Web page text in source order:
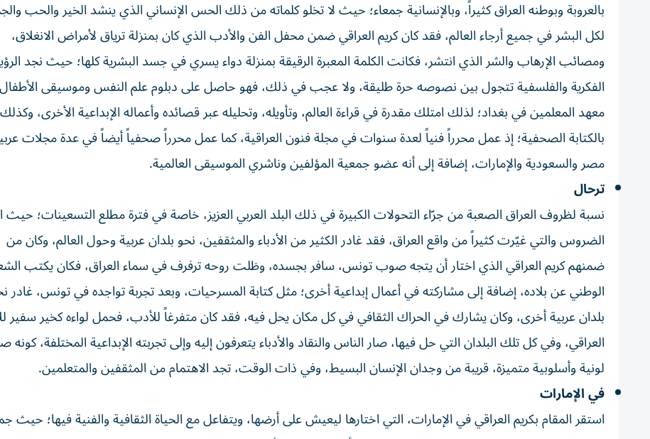
بالعروبة وبوطنه العراق كثيراً، وبالإنسانية جمعاء؛ حيث لا تخلو كلماته من ذلك الحس الإنساني الذي ينشد الخير والحب
لكل البشر في جميع أرجاء العالم، فقد كان كريم العراقي ضمن محفل الفن والأدب الذي كان بمنزلة ترياق لأمراض الانغلاق،
ومصائب الإرهاب والشر الذي انتشر، فكانت الكلمة المعبرة الرقيقة بمنزلة دواء يسري في جسد البشرية كلها؛ حيث نجد
الفكرية والفلسفية تتجول بين نصوصه حرة طليقة، ولا عجب في ذلك، فهو حاصل على دبلوم علم النفس وموسيقى
معهد المعلمين في بغداد؛ لذلك امتلك مقدرة في قراءة العالم، وتأويله، وتحليله عبر قصائده وأعماله الإبداعية الأخرى، وكذلك
بالكتابة الصحفية؛ إذ عمل محرراً فنياً لعدة سنوات في مجلة فنون العراقية، كما عمل محرراً صحفياً أيضاً في عدة مجلات
مصر والسعودية والإمارات، إضافة إلى أنه عضو جمعية المؤلفين وناشري الموسيقى العالمية.
ترحال
نسبة لظروف العراق الصعبة من جرّاء التحولات الكبيرة في ذلك البلد العربي العزيز، خاصة في فترة مطلع التسعينات؛
الضروس والتي غيّرت كثيراً من واقع العراق، فقد غادر الكثير من الأدباء والمثقفين، نحو بلدان عربية وحول العالم، وكان من
ضمنهم كريم العراقي الذي اختار أن يتجه صوب تونس، سافر بجسده، وظلت روحه ترفرف في سماء العراق، فكان يكتب
الوطني عن بلاده، إضافة إلى مشاركته في أعمال إبداعية أخرى؛ مثل كتابة المسرحيات، وبعد تجربة تواجده في تونس، غادر
بلدان عربية أخرى، وكان يشارك في الحراك الثقافي في كل مكان يحل فيه، فقد كان متفرغاً للأدب، فحمل لواءه كخير سفير
العراقي، وفي كل تلك البلدان التي حل فيها، صار الناس والنقاد والأدباء يتعرفون إليه وإلى تجربته الإبداعية المختلفة،
لونية وأسلوبية متميزة، قريبة من وجدان الإنسان البسيط، وفي ذات الوقت، تجد الاهتمام من المثقفين والمتعلمين.
في الإمارات
استقر المقام بكريم العراقي في الإمارات، التي اختارها ليعيش على أرضها، ويتفاعل مع الحياة الثقافية والفنية فيها؛ حيث